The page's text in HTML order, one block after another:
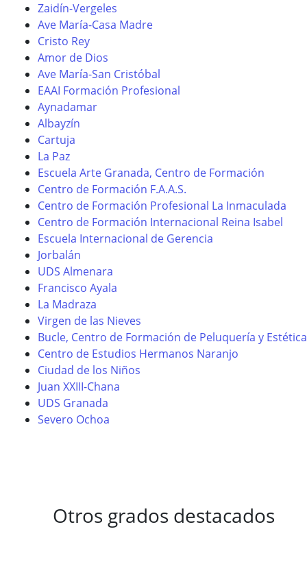
Zaidín-Vergeles
Ave María-Casa Madre
Cristo Rey
Amor de Dios
Ave María-San Cristóbal
EAAI Formación Profesional
Aynadamar
Albayzín
Cartuja
La Paz
Escuela Arte Granada, Centro de Formación
Centro de Formación F.A.A.S.
Centro de Formación Profesional La Inmaculada
Centro de Formación Internacional Reina Isabel
Escuela Internacional de Gerencia
Jorbalán
UDS Almenara
Francisco Ayala
La Madraza
Virgen de las Nieves
Bucle, Centro de Formación de Peluquería y Estética
Centro de Estudios Hermanos Naranjo
Ciudad de los Niños
Juan XXIII-Chana
UDS Granada
Severo Ochoa
Otros grados destacados